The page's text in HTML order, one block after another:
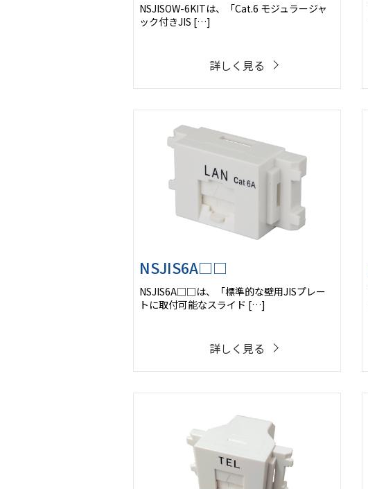
NSJISOW-6KITは、「Cat.6 モジュラージャ
ック付きJIS […]
詳しく見る
NSJIS6A□□
NSJIS6A□□は、「標準的な壁用JISプレー
トに取付可能なスライド […]
詳しく見る